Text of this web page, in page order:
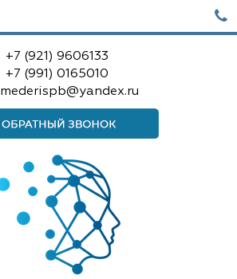

+7 (921) 9606133
+7 (991) 0165010
mederispb@yandex.ru